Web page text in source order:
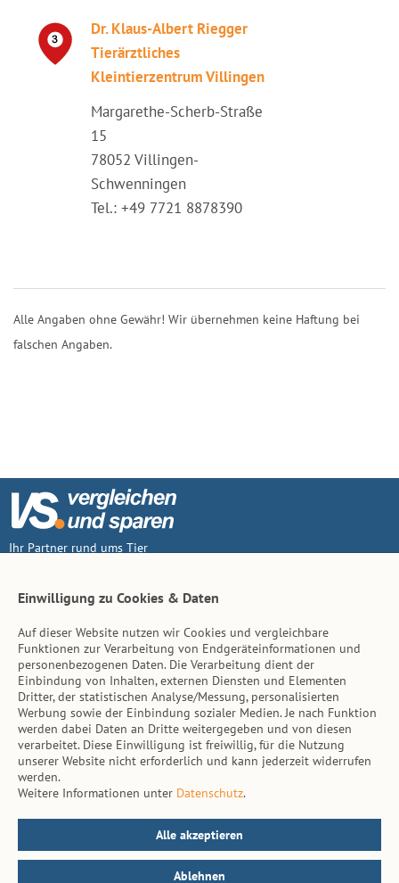
Dr. Klaus-Albert Riegger
Tierärztliches
Kleintierzentrum Villingen
Margarethe-Scherb-Straße
15
78052 Villingen-
Schwenningen
Tel.: +49 7721 8878390
Alle Angaben ohne Gewähr! Wir übernehmen keine Haftung bei
falschen Angaben.
Ihr Partner rund ums Tier
Inhalt
Tierarzt-Suche
Hinweise
AGB
Impressum
Datenschutz
Kontakt
Einwilligung zu Cookies & Daten
Auf dieser Website nutzen wir Cookies und vergleichbare
Funktionen zur Verarbeitung von Endgeräteinformationen und
personenbezogenen Daten. Die Verarbeitung dient der
Einbindung von Inhalten, externen Diensten und Elementen
Dritter, der statistischen Analyse/Messung, personalisierten
Werbung sowie der Einbindung sozialer Medien. Je nach Funktion
werden dabei Daten an Dritte weitergegeben und von diesen
verarbeitet. Diese Einwilligung ist freiwillig, für die Nutzung
unserer Website nicht erforderlich und kann jederzeit widerrufen
werden.
Weitere Informationen unter Datenschutz.
Alle akzeptieren
Ablehnen